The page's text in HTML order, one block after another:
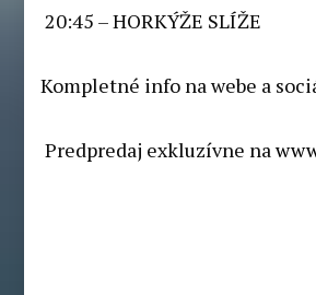
20:45 – HORKÝŽE SLÍŽE
Kompletné info na webe a
Predpredaj exkluzívne na